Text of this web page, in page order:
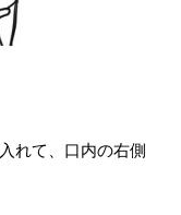
れて、口内の右側